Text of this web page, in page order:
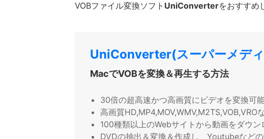
VOBファイル変換ソフト UniConverterをおすすめ
UniConverter(スーパーメデ
MacでVOBを変換＆再生する方法
30倍の超高速かつ高画質にビデオを変換可
高画質
100種類以上のWebサイトから動画をダウン
DVDの抽出＆変換＆作成し、Youtubeなど